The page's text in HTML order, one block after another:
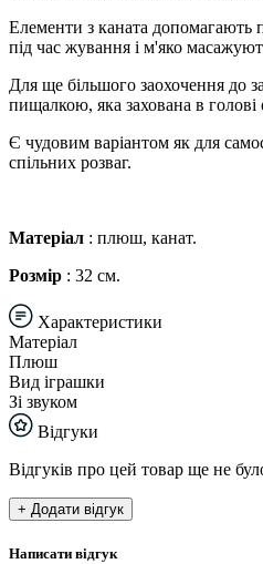
Елементи з каната допомагають
під час жування і м'яко
Для ще більшого заохочення до
пищалкою, яка захована в голові
Є чудовим варіантом як для
спільних розваг.
Матеріал : плюш, канат.
Розмір : 32 см.
Характеристики
Матеріал
Плюш
Вид іграшки
Зі звуком
Відгуки
Відгуків про цей товар ще не
+ Додати відгук
Написати відгук